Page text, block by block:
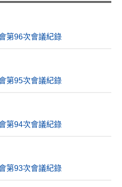
第96次會議紀錄
第95次會議紀錄
第94次會議紀錄
第93次會議紀錄